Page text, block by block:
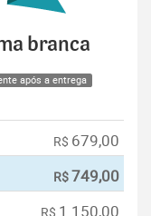
branca
após a entrega
R$ 679,00
R$749,00
R$ 1.150,00